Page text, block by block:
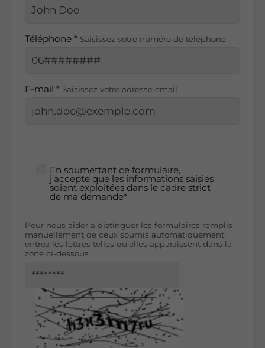
Téléphone * Saisissez votre numéro de téléphone
E-mail * Saisissez votre adresse email
En soumettant ce formulaire,
j'accepte que les informations saisies
soient exploitées dans le cadre strict
de ma demande*
Pour nous aider à distinguer les formulaires remplis
manuellement de ceux soumis automatiquement,
entrez les lettres telles qu'elles apparaissent dans la
zone ci-dessous :